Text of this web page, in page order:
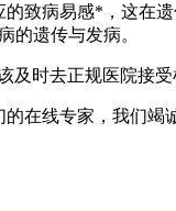
致病易感*，这
的遗传与发病。
时去正规医院接
在线专家，我们竭